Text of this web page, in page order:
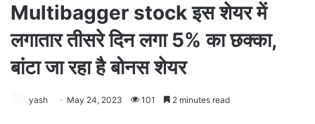
Multibagger stock इस शेयर में
लगातार तीसरे दिन लगा 5% का छक्का,
बांटा जा रहा है बोनस शेयर
yash May 24, 2023 101 2 minutes read